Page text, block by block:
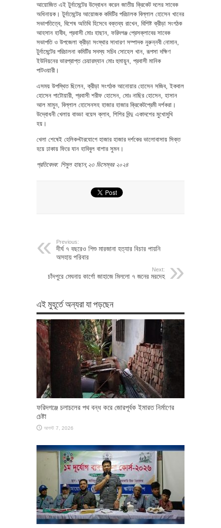
আয়োজিত এই টুর্নামেন্টের উদ্বোধন করেন জাতীয় ক্রিকেট দলের সাবেক
অধিনায়ক। টুর্নামেন্টের আয়োজক কমিটির পরিচালক বিল্লাল হোসেন খানের
সভাপতিত্বে, বিশেষ অতিথি হিসেবে বক্তব্য রাখেন, বিশিষ্ট ক্রীড়া সংগঠক
আহসান হাবীব, প্রবাসী মোঃ হাছান, ফরিদগঞ্জ প্রেসক্লাবের সাবেক
সভাপতি ও উপজেলা ক্রীড়া সংস্থার সাধারণ সম্পাদক নুরুন্নবী নোমান,
টুর্নামেন্টের পরিচালনা কমিটির সদস্য সচিব সোহেল খান, রূপসা দক্ষিণ
ইউনিয়নের ভারপ্রাপ্ত চেয়ারম্যান মোঃ হুমায়ুন, প্রবাসী মানিক
পাটওয়ারী।
এসময় উপস্থিত ছিলেন, ক্রীড়া সংগঠক আনোয়ার হোসেন সজিব, ইকবাল
হোসেন পাটোয়ারী, প্রবাসী শরীফ হোসেন, মোঃ নাছির হোসেন, হাসান
আল মামুন, বিল্লাল হোসেনসহ হাজার হাজার ক্রিকেটপ্রেমী দর্শকরা।
উদ্বোধনী খেলায় বাড্ডা বয়েস ক্লাব, শিশির বিন্দু একাদশের মুখোমুখি
হয়।
খেলা শেষেই হেলিকপ্টারযোগে হাজার হাজার দর্শকের ভালোবাসায় সিক্ত
হয়ে ঢাকায় ফিরে যান হাবিবুল বাশার সুমন।
প্রতিবেদক: শিমুল হাছান,২৩ ডিসেম্বর ২০২৪
Previous:
দীর্ঘ ৭ বছরেও শিশু মারজানা হত্যার বিচার পায়নি
অসহায় পরিবার
Next:
চাঁদপুরে মেঘনায় কার্গো জাহাজে মিললো‌ ৭ জনের মরদেহ
এই মুহূর্তে অন্যরা যা পড়ছেন
ফরিদগঞ্জে চলাচলের পথ বন্ধ করে জোরপূর্বক ইমারত নির্মাণের
চেষ্টা
আগস্ট 7, 2026